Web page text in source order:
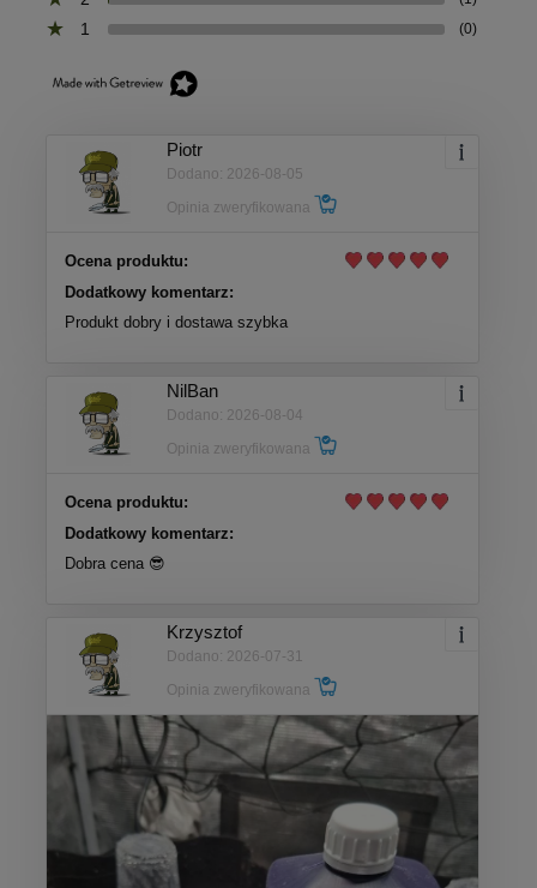
1 (0)
Piotr
Dodano: 2026-08-05
Opinia zweryfikowana
Ocena produktu:
Dodatkowy komentarz:
Produkt dobry i dostawa szybka
NilBan
Dodano: 2026-08-04
Opinia zweryfikowana
Ocena produktu:
Dodatkowy komentarz:
Dobra cena 😎
Krzysztof
Dodano: 2026-07-31
Opinia zweryfikowana